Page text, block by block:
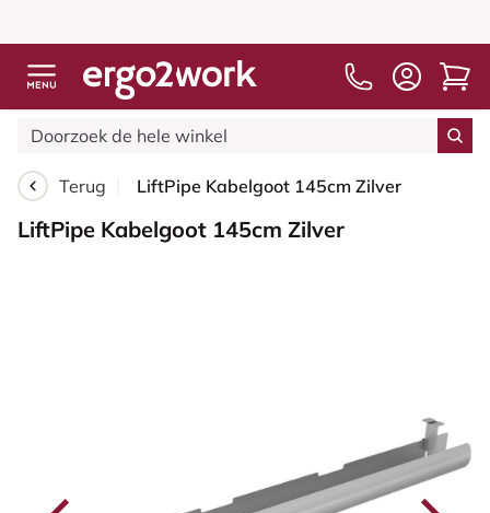
Terug LiftPipe Kabelgoot 145cm Zilver
LiftPipe Kabelgoot 145cm Zilver